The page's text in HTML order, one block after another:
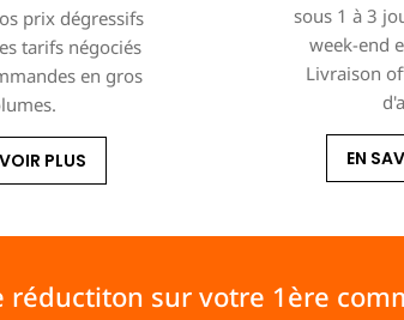
prix dégressifs
tarifs négociés
en gros
PLUS
sous 1 à 3
week-end
Livraison
EN
réductiton sur votre 1ère